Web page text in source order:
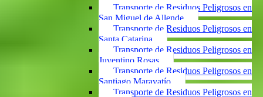
Transporte de Residuos Peligrosos en
San Miguel de Allende
Transporte de Residuos Peligrosos en
Santa Catarina
Transporte de Residuos Peligrosos en
Juventino Rosas
Transporte de Residuos Peligrosos en
Santiago Maravatío
Transporte de Residuos Peligrosos en